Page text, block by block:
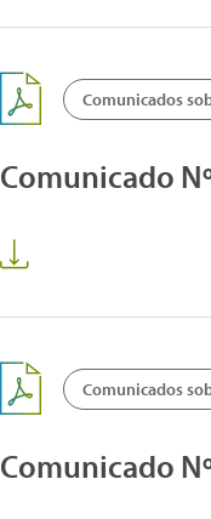
Comunicados
Comunicado
Comunicados
Comunicado